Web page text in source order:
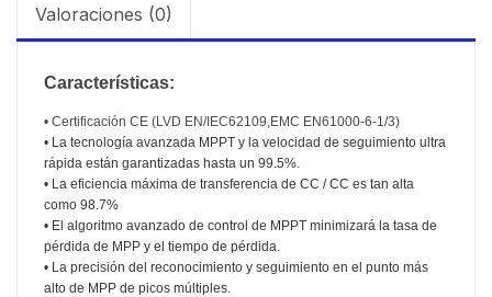
Valoraciones (0)
Características:
• Certificación CE (LVD EN/IEC62109,EMC EN61000-6-1/3)
• La tecnología avanzada MPPT y la velocidad de seguimiento ultra
rápida están garantizadas hasta un 99.5%.
• La eficiencia máxima de transferencia de CC / CC es tan alta
como 98.7%
• El algoritmo avanzado de control de MPPT minimizará la tasa de
pérdida de MPP y el tiempo de pérdida.
• La precisión del reconocimiento y seguimiento en el punto más
alto de MPP de picos múltiples.